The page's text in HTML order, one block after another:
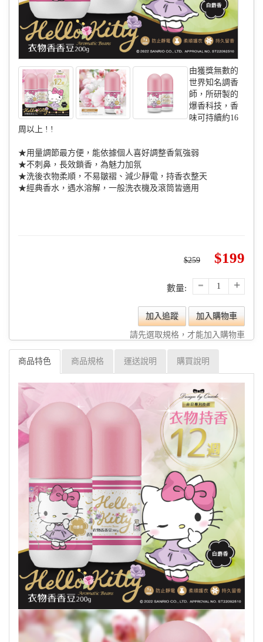
由獲獎無數的
世界知名調香
師，所研製的
爆香科技，香
味可持續約16
周以上 ! !
★用量調節最方便，能依據個人喜好調整香氣強弱
★不刺鼻，長效鎖香，為魅力加氛
★洗後衣物柔順，不易皺褶、減少靜電，持香衣整天
★經典香水，遇水溶解，一般洗衣機及滾筒皆適用
259 199
數量: - +
加入追蹤 加入購物車
請先選取規格，才能加入購物車
商品特色 商品規格 運送說明 購買說明